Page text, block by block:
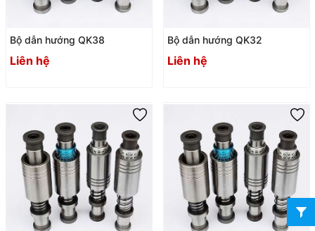
Bộ dẫn hướng QK38
Liên hệ
Bộ dẫn hướng QK32
Liên hệ